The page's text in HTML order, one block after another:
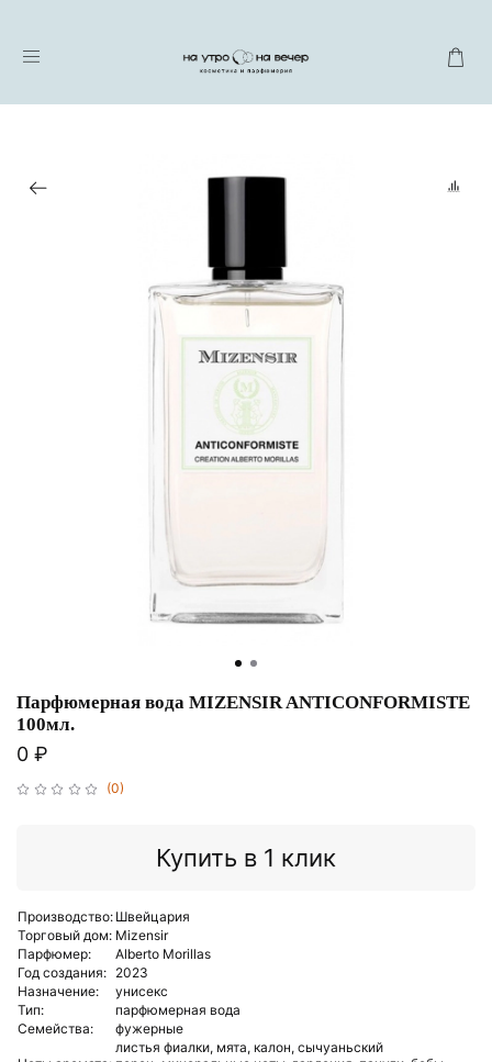
(0)
Парфюмерная вода MIZENSIR ANTICONFORMISTE
100мл.
0 ₽
Купить в 1 клик
Производство: Швейцария
Торговый дом: Mizensir
Парфюмер:
Alberto Morillas
Год создания: 2023
Назначение:
унисекс
Тип:
парфюмерная вода
Семейства:
фужерные
листья фиалки, мята, калон, сычуаньский